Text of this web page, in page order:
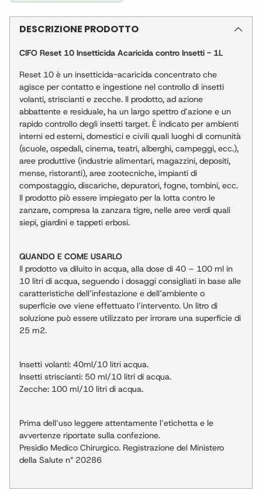
DESCRIZIONE PRODOTTO
CIFO Reset 10 Insetticida Acaricida contro Insetti - 1L
Reset 10 è un insetticida-acaricida concentrato che
agisce per contatto e ingestione nel controllo di insetti
volanti, striscianti e zecche. Il prodotto, ad azione
abbattente e residuale, ha un largo spettro d’azione e un
rapido controllo degli insetti target. È indicato per ambienti
interni ed esterni, domestici e civili quali luoghi di comunità
(scuole, ospedali, cinema, teatri, alberghi, campeggi, ecc.),
aree produttive (industrie alimentari, magazzini, depositi,
mense, ristoranti), aree zootecniche, impianti di
compostaggio, discariche, depuratori, fogne, tombini, ecc.
Il prodotto piò essere impiegato per la lotta contro le
zanzare, compresa la zanzara tigre, nelle aree verdi quali
siepi, giardini e tappeti erbosi.
QUANDO E COME USARLO
Il prodotto va diluito in acqua, alla dose di 40 – 100 ml in
10 litri di acqua, seguendo i dosaggi consigliati in base alle
caratteristiche dell’infestazione e dell’ambiente o
superficie ove viene effettuato l’intervento. Un litro di
soluzione può essere utilizzato per irrorare una superficie di
25 m2.
Insetti volanti: 40ml/10 litri acqua.
Insetti striscianti: 50 ml/10 litri di acqua.
Zecche: 100 ml/10 litri di acqua.
Prima dell’uso leggere attentamente l’etichetta e le
avvertenze riportate sulla confezione.
Presidio Medico Chirurgico. Registrazione del Ministero
della Salute n° 20286